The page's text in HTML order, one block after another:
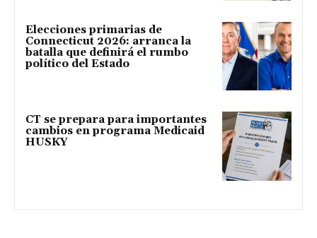
Elecciones primarias de
Connecticut 2026: arranca la
batalla que definirá el rumbo
político del Estado
CT se prepara para importantes
cambios en programa Medicaid
HUSKY